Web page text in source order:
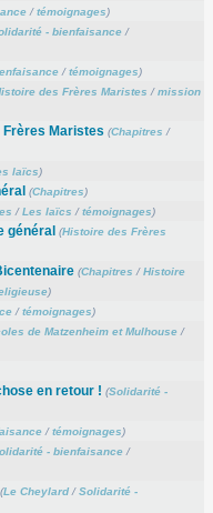
/témoignages)
- bienfaisance/
/témoignages)
des Frères Maristes /mission
Frères Maristes (Chapitres /
laïcs)
(Chapitres)
/Les laïcs /témoignages)
général (Histoire des Frères
(Chapitres /Histoire
)
/témoignages)
de Matzenheim et Mulhouse/
en retour ! (Solidarité -
/témoignages)
- bienfaisance/
(Le Cheylard/Solidarité -